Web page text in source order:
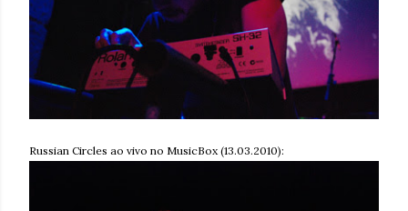
Russian Circles ao vivo no MusicBox (13.03.2010):